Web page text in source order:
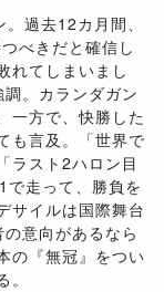
過去12カ月間、
べきだと確信し
れてしまいまし
。カランダガン
一方で、快勝した
も言及。「世界で
ラスト2ハロン目
走って、勝負を
サイルは国際舞台
意向があるなら
の『無冠』をつい